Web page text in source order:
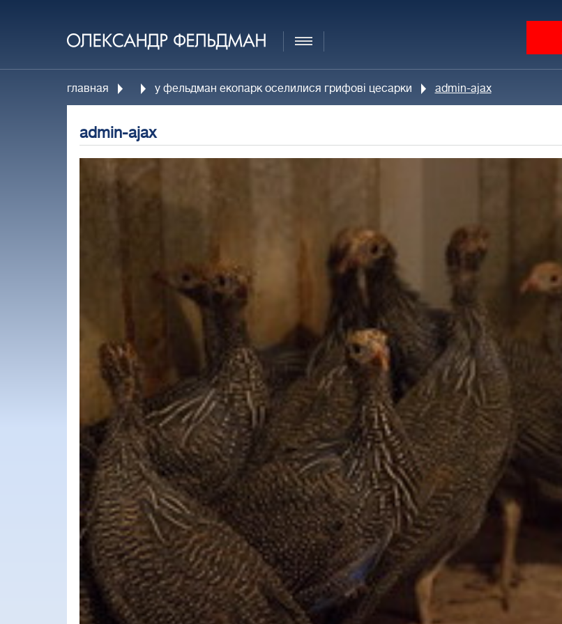
главная у фельдман екопарк оселилися грифові цесарки admin-ajax
admin-ajax